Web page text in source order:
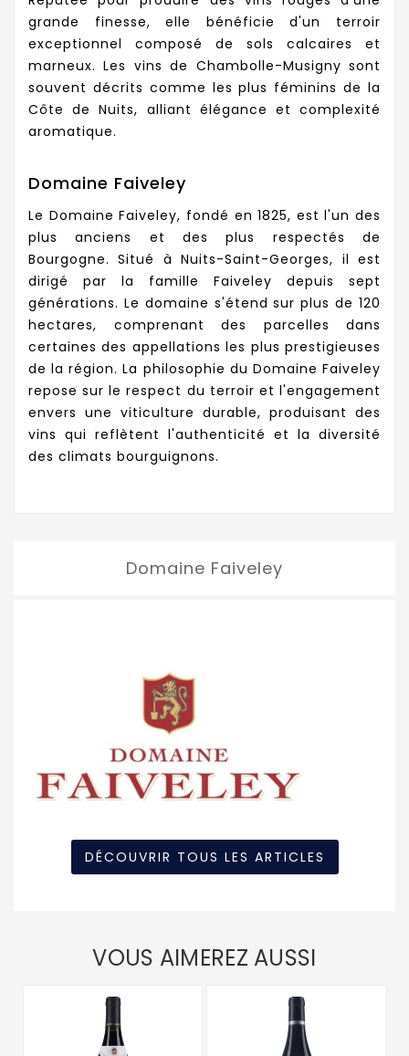
grande finesse, elle bénéficie d'un terroir
exceptionnel composé de sols calcaires et
marneux. Les vins de Chambolle-Musigny sont
souvent décrits comme les plus féminins de la
Côte de Nuits, alliant élégance et complexité
aromatique.
Domaine Faiveley
Le Domaine Faiveley, fondé en 1825, est l'un des
plus anciens et des plus respectés de
Bourgogne. Situé à Nuits-Saint-Georges, il est
dirigé par la famille Faiveley depuis sept
générations. Le domaine s'étend sur plus de 120
hectares, comprenant des parcelles dans
certaines des appellations les plus prestigieuses
de la région. La philosophie du Domaine Faiveley
repose sur le respect du terroir et l'engagement
envers une viticulture durable, produisant des
vins qui reflètent l'authenticité et la diversité
des climats bourguignons.
Domaine Faiveley
DÉCOUVRIR TOUS LES ARTICLES
VOUS AIMEREZ AUSSI